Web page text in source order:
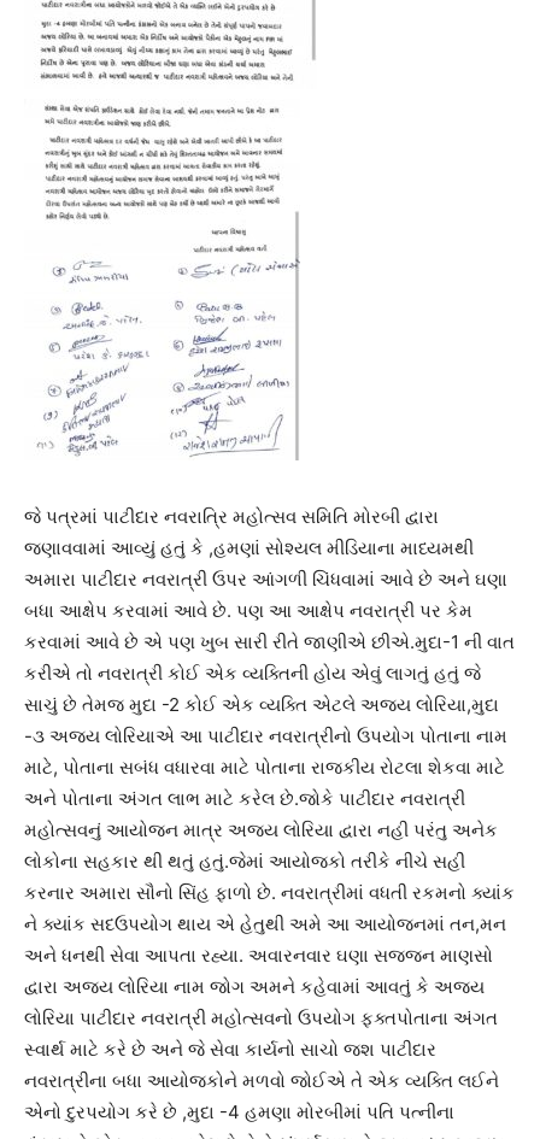
જે પત્રમાં પાટીદાર નવરાત્રિ મહોત્સવ સમિતિ મોરબી દ્વારા
જણાવવામાં આવ્યું હતું કે ,હમણાં સોશ્યલ મીડિયાના માધ્યમથી
અમારા પાટીદાર નવરાત્રી ઉપર આંગળી ચિંધવામાં આવે છે અને ઘણા
બધા આક્ષેપ કરવામાં આવે છે. પણ આ આક્ષેપ નવરાત્રી પર કેમ
કરવામાં આવે છે એ પણ ખુબ સારી રીતે જાણીએ છીએ.મુદા-1 ની વાત
કરીએ તો નવરાત્રી કોઈ એક વ્યક્તિની હોય એવું લાગતું હતું જે
સાચું છે તેમજ મુદા -2 કોઈ એક વ્યક્તિ એટલે અજય લોરિયા,મુદા
-૩ અજય લોરિયાએ આ પાટીદાર નવરાત્રીનો ઉપયોગ પોતાના નામ
માટે, પોતાના સબંધ વધારવા માટે પોતાના રાજકીય રોટલા શેકવા માટે
અને પોતાના અંગત લાભ માટે કરેલ છે.જોકે પાટીદાર નવરાત્રી
મહોત્સવનું આયોજન માત્ર અજય લોરિયા દ્વારા નહી પરંતુ અનેક
લોકોના સહકાર થી થતું હતું.જેમાં આયોજકો તરીકે નીચે સહી
કરનાર અમારા સૌનો સિંહ ફાળો છે. નવરાત્રીમાં વધતી રકમનો ક્યાંક
ને ક્યાંક સદઉપયોગ થાય એ હેતુથી અમે આ આયોજનમાં તન,મન
અને ધનથી સેવા આપતા રહ્યા. અવારનવાર ઘણા સજ્જન માણસો
દ્વારા અજય લોરિયા નામ જોગ અમને કહેવામાં આવતું કે અજય
લોરિયા પાટીદાર નવરાત્રી મહોત્સવનો ઉપયોગ ફક્તપોતાના અંગત
સ્વાર્થ માટે કરે છે અને જે સેવા કાર્યનો સાચો જશ પાટીદાર
નવરાત્રીના બધા આયોજકોને મળવો જોઈએ તે એક વ્યક્તિ લઈને
એનો દુરપયોગ કરે છે ,મુદા -4 હમણા મોરબીમાં પતિ પત્નીના